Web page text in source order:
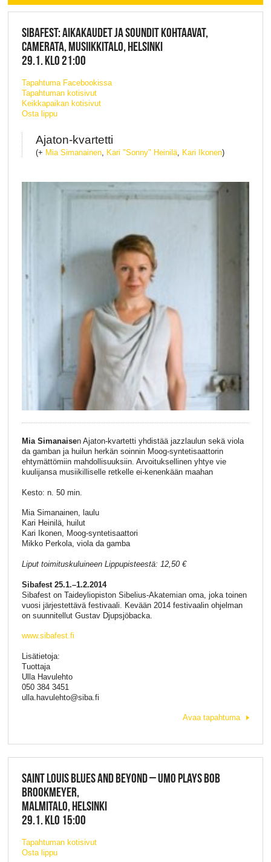
SIBAFEST: AIKAKAUDET JA SOUNDIT KOHTAAVAT,
CAMERATA, MUSIIKKITALO, HELSINKI
29.1. KLO 21:00
Tapahtuma Facebookissa
Tapahtuman kotisivut
Keikkapaikan kotisivut
Osta lippu
Ajaton-kvartetti
(+ Mia Simanainen, Kari "Sonny" Heinilä, Kari Ikonen)
Mia Simanaisen Ajaton-kvartetti yhdistää jazzlaulun sekä viola
da gamban ja huilun herkän soinnin Moog-syntetisaattorin
ehtymättömiin mahdollisuuksiin. Arvoituksellinen yhtye vie
kuulijansa musiikilliselle retkelle ei-kenenkään maahan
Kesto: n. 50 min.
Mia Simanainen, laulu
Kari Heinilä, huilut
Kari Ikonen, Moog-syntetisaattori
Mikko Perkola, viola da gamba
Liput toimituskuluineen Lippupisteestä: 12,50 €
Sibafest 25.1.–1.2.2014
Sibafest on Taideyliopiston Sibelius-Akatemian oma, joka toinen
vuosi järjestettävä festivaali. Kevään 2014 festivaalin ohjelman
on suunnitellut Gustav Djupsjöbacka.
www.sibafest.fi
Lisätietoja:
Tuottaja
Ulla Havulehto
050 384 3451
ulla.havulehto@siba.fi
Avaa tapahtuma
SAINT LOUIS BLUES AND BEYOND – UMO PLAYS BOB
BROOKMEYER,
MALMITALO, HELSINKI
29.1. KLO 15:00
Tapahtuman kotisivut
Osta lippu